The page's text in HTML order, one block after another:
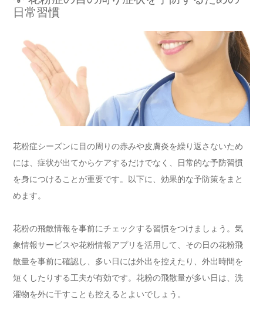
日常習慣
花粉症シーズンに目の周りの赤みや皮膚炎を繰り返さないため
には、症状が出てからケアするだけでなく、日常的な予防習慣
を身につけることが重要です。以下に、効果的な予防策をまと
めます。
花粉の飛散情報を事前にチェックする習慣をつけましょう。気
象情報サービスや花粉情報アプリを活用して、その日の花粉飛
散量を事前に確認し、多い日には外出を控えたり、外出時間を
短くしたりする工夫が有効です。花粉の飛散量が多い日は、洗
濯物を外に干すことも控えるとよいでしょう。